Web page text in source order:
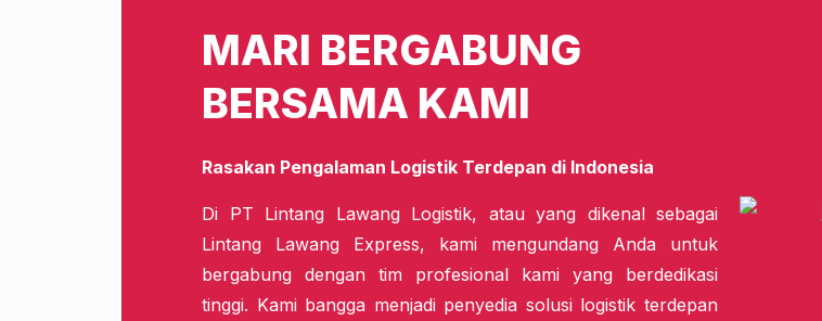
MARI BERGABUNG
BERSAMA KAMI
Rasakan Pengalaman Logistik Terdepan di Indonesia
Di PT Lintang Lawang Logistik, atau yang dikenal sebagai
Lintang Lawang Express, kami mengundang Anda untuk
bergabung dengan tim profesional kami yang berdedikasi
tinggi. Kami bangga menjadi penyedia solusi logistik terdepan